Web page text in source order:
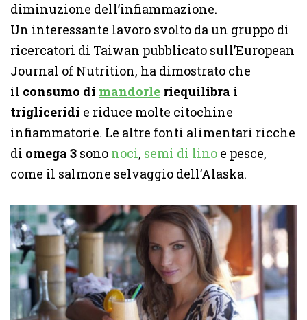
diminuzione dell’infiammazione.
Un interessante lavoro svolto da un gruppo di
ricercatori di Taiwan pubblicato sull’European
Journal of Nutrition, ha dimostrato che
il consumo di mandorle riequilibra i
trigliceridi e riduce molte citochine
infiammatorie. Le altre fonti alimentari ricche
di omega 3 sono noci, semi di lino e pesce,
come il salmone selvaggio dell’Alaska.